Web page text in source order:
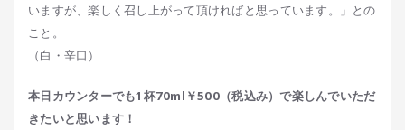
いますが、楽しく召し上がって頂ければと思っています。」との
こと。
（白・辛口）
本日カウンターでも1杯70ml￥500（税込み）で楽しんでいただ
きたいと思います！